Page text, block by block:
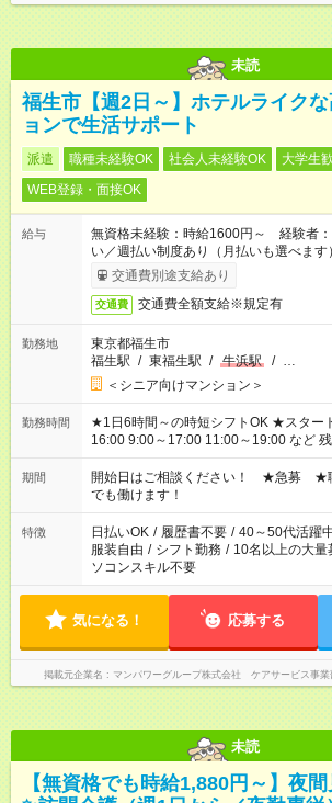
未読
福生市【週2日～】ホテルライク
ョンで生活サポート
派遣 職種未経験OK 社会人未経験OK 大学生
WEB登録・面接OK
給与
無資格未経験：時給1600円～ 経験者
い／週払い制度あり（月払いも選べま
完了次第のお支払いとなります。
交通費別途支給あり
交通費 交通費全額支給※規定有
勤務地
東京都福生市
福生駅 / 東福生駅 / 牛浜駅 / …
＜シニア向けマンション＞
勤務時間
★1日6時間～の時短シフトOK ★スタート時間選べます！ 7:00～
16:00 9:00～17:00 11:00～19:00 など 残業なし！
場合、他のお仕事と合わせ週40時間超
ん ※法令に基づき、週20時間以上勤務
となります ※労働者派遣法（日雇い派遣
短時間・短期間の就業はご案内が難しい
期間
開始日はご相談ください！ ★急募 ★
でも働けます！
特徴 日払いOK / 履歴書不要 / 40～50代活躍
服装自由 / シフト勤務 / 10名以上の大量
ソコンスキル不要
気になる！ 応募する
掲載元企業名 マンパワーグループ株式会社 ケアサービス事
未読
【無資格でも時給1,880円～】夜